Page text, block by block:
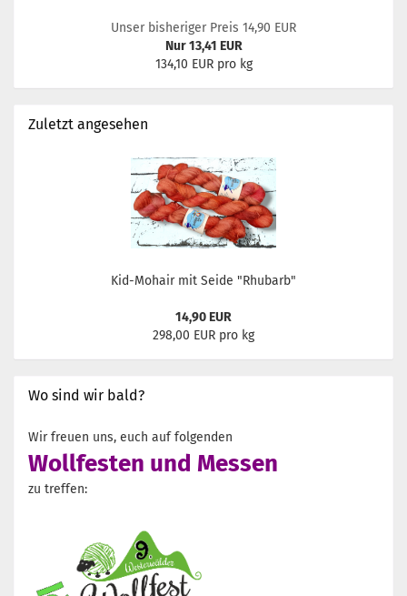
Unser bisheriger Preis 14,90 EUR
Nur 13,41 EUR
134,10 EUR pro kg
Zuletzt angesehen
Kid-Mohair mit Seide "Rhubarb"
14,90 EUR
298,00 EUR pro kg
Wo sind wir bald?
Wir freuen uns, euch auf folgenden
Wollfesten und Messen
zu treffen: